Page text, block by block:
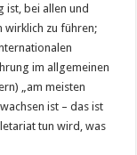
ist, bei allen und
wirklich zu führen;
im allgemeinen
„am meisten
ist – das ist
tun wird, was